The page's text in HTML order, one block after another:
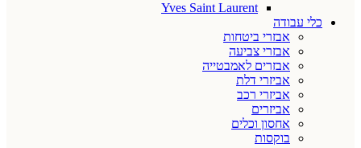
Yves Saint Laurent
כלי עבודה
אבזרי ביטחות
אבזרי צביעה
אבזרים לאמבטייה
אביזרי דלת
אביזרי רכב
אביזרים
אחסון וכלים
בוקסות